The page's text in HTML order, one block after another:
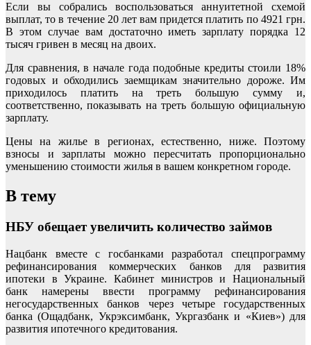
Если вы собрались воспользоваться аннуитетной схемой
выплат, то в течение 20 лет вам придется платить по 4921 грн.
В этом случае вам достаточно иметь зарплату порядка 12
тысяч гривен в месяц на двоих.
Для сравнения, в начале года подобные кредиты стоили 18%
годовых и обходились заемщикам значительно дороже. Им
приходилось платить на треть большую сумму и,
соответственно, показывать на треть большую официальную
зарплату.
Цены на жилье в регионах, естественно, ниже. Поэтому
взносы и зарплаты можно пересчитать пропорционально
уменьшению стоимости жилья в вашем конкретном городе.
В тему
НБУ обещает увеличить количество займов
Нацбанк вместе с госбанками разработал спецпрограмму
рефинансирования коммерческих банков для развития
ипотеки в Украине. Кабинет министров и Национальный
банк намерены ввести программу рефинансирования
негосударственных банков через четыре государственных
банка (Ощадбанк, Укрэксимбанк, Укргазбанк и «Киев») для
развития ипотечного кредитования.